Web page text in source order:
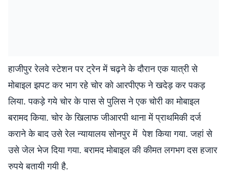
हाजीपुर रेलवे स्टेशन पर ट्रेन में चढ़ने के दौरान एक यात्री से
मोबाइल झपट कर भाग रहे चोर काे आरपीएफ ने खदेड़ कर पकड़
लिया. पकड़े गये चोर के पास से पुलिस ने एक चोरी का मोबाइल
बरामद किया. चोर के खिलाफ जीआरपी थाना में प्राथमिकी दर्ज
कराने के बाद उसे रेल न्यायालय सोनपुर में पेश किया गया. जहां से
उसे जेल भेज दिया गया. बरामद मोबाइल की कीमत लगभग दस हजार
रुपये बतायी गयी है.